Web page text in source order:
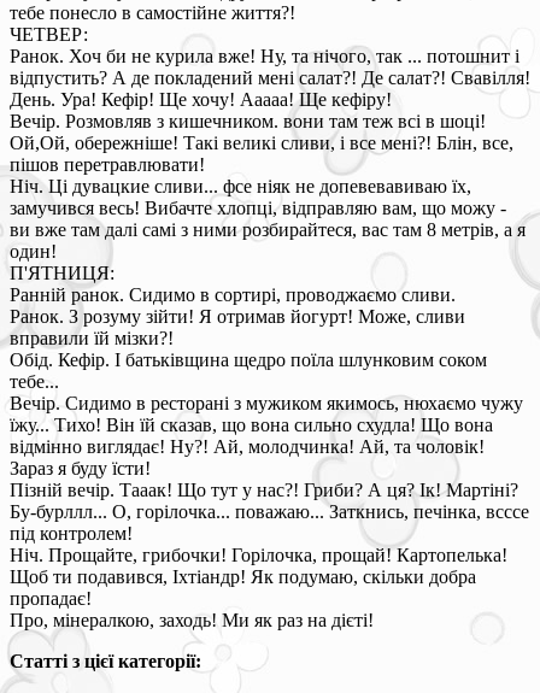
тебе понесло в самостійне життя?!
ЧЕТВЕР:
Ранок. Хоч би не курила вже! Ну, та нічого, так ... потошнит і
відпустить? А де покладений мені салат?! Де салат?! Свавілля!
День. Ура! Кефір! Ще хочу! Ааааа! Ще кефіру!
Вечір. Розмовляв з кишечником. вони там теж всі в шоці!
Ой,Ой, обережніше! Такі великі сливи, і все мені?! Блін, все,
пішов перетравлювати!
Ніч. Ці дувацкие сливи... фсе ніяк не допевевавиваю їх,
замучився весь! Вибачте хлопці, відправляю вам, що можу -
ви вже там далі самі з ними розбирайтеся, вас там 8 метрів, а я
один!
П'ЯТНИЦЯ:
Ранній ранок. Сидимо в сортирі, проводжаємо сливи.
Ранок. З розуму зійти! Я отримав йогурт! Може, сливи
вправили їй мізки?!
Обід. Кефір. І батьківщина щедро поїла шлунковим соком
тебе...
Вечір. Сидимо в ресторані з мужиком якимось, нюхаємо чужу
їжу... Тихо! Він їй сказав, що вона сильно схудла! Що вона
відмінно виглядає! Ну?! Ай, молодчинка! Ай, та чоловік!
Зараз я буду їсти!
Пізній вечір. Тааак! Що тут у нас?! Гриби? А ця? Ік! Мартіні?
Бу-бурллл... О, горілочка... поважаю... Заткнись, печінка, всссе
під контролем!
Ніч. Прощайте, грибочки! Горілочка, прощай! Картопелька!
Щоб ти подавився, Іхтіандр! Як подумаю, скільки добра
пропадає!
Про, мінералкою, заходь! Ми як раз на дієті!
Статті з цієї категорії: